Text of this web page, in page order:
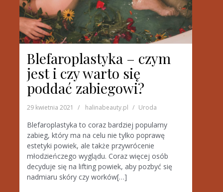
Blefaroplastyka – czym
jest i czy warto się
poddać zabiegowi?
29 kwietnia 2021 halinabeauty.pl Uroda
Blefaroplastyka to coraz bardziej popularny
zabieg, który ma na celu nie tylko poprawę
estetyki powiek, ale także przywrócenie
młodzieńczego wyglądu. Coraz więcej osób
decyduje się na lifting powiek, aby pozbyć się
nadmiaru skóry czy worków[…]